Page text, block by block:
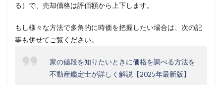
る）で、売却価格は評価額から上下します。
もし様々な方法で多角的に時価を把握したい場合は、次の記
事も併せてご覧ください。
家の値段を知りたいときに価格を調べる方法を
不動産鑑定士が詳しく解説【2025年最新版】